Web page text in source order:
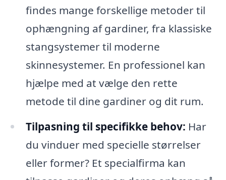
findes mange forskellige metoder til
ophængning af gardiner, fra klassiske
stangsystemer til moderne
skinnesystemer. En professionel kan
hjælpe med at vælge den rette
metode til dine gardiner og dit rum.
Tilpasning til specifikke behov: Har
du vinduer med specielle størrelser
eller former? Et specialfirma kan